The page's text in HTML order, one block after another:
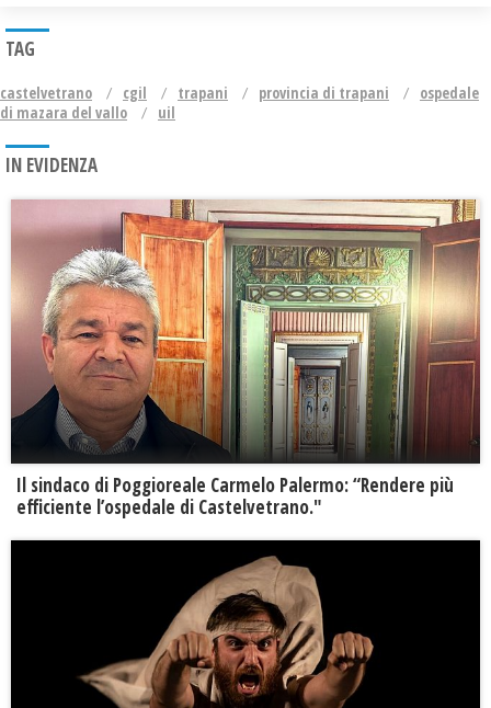
TAG
castelvetrano cgil trapani provincia di trapani
ospedale
di mazara del vallo
uil
IN EVIDENZA
Il sindaco di Poggioreale Carmelo Palermo: “Rendere più
efficiente l’ospedale di Castelvetrano."